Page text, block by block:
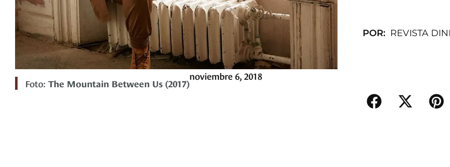
Foto: The Mountain Between Us (2017)
noviembre 6, 2018
POR: REVISTA